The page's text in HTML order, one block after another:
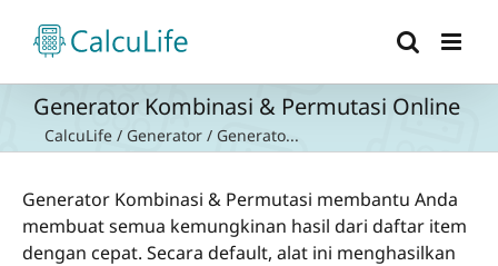
content
Generator Kombinasi & Permutasi Online
CalcuLife / Generator / Generato...
Generator Kombinasi & Permutasi membantu Anda
membuat semua kemungkinan hasil dari daftar item
dengan cepat. Secara default, alat ini menghasilkan